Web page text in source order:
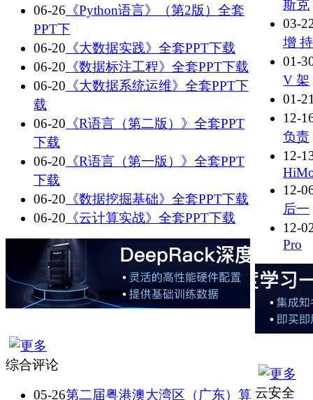
06-26 《Python语言》（第2版）全套
PPT下
06-20 《大数据实践》全套PPT下载
06-20 《数据标注工程》全套PPT下载
06-20 《大数据系统运维》全套PPT下
载
06-20 《R语言（第二版）》全套PPT
下载
06-20 《R语言（第一版）》全套PPT
下载
06-20 《数据挖掘基础》全套PPT下载
06-20 《云计算实战》全套PPT下载
斯克
03-
增 持
01-
V 架
01-
12-
负责
12-
12-
后一
12-
Pro
综合评论
05-26第二届粤港澳大湾区（广东）算 云安全